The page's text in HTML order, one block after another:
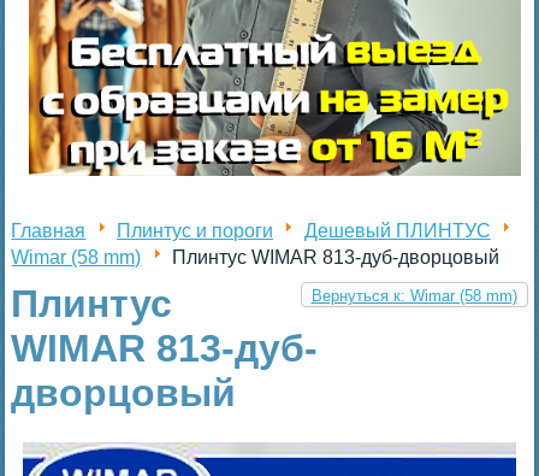
Главная Плинтус и пороги
Дешевый ПЛИНТУС
Wimar (58 mm)
Плинтус WIMAR 813-дуб-дворцовый
Вернуться к: Wimar (58 mm)
Плинтус
WIMAR 813-дуб-
дворцовый